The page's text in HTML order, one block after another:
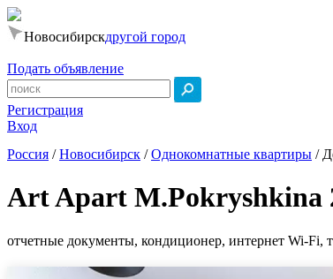
Новосибирскдругой город
Подать объявление
Регистрация
Вход
Россия /Новосибирск /Однокомнатные квартиры /
Art Apart M.Pokryshkina
отчетные документы, кондиционер, интернет Wi-Fi,